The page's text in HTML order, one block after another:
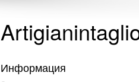
Информация